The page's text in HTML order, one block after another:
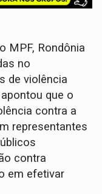
MPF, Rondônia
no
de violência
que o
contra a
representantes
contra
em efetivar